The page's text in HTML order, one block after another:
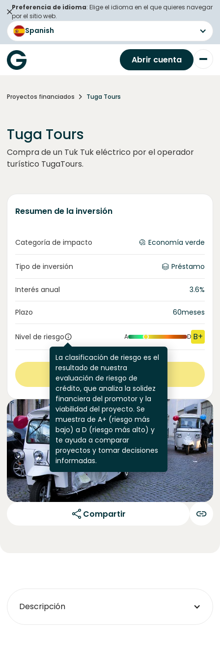
Preferencia de idioma: Elige el idioma en el que quieres navegar
por el sitio web.
Spanish
Abrir cuenta
Proyectos financiados Tuga Tours
Tuga Tours
Compra de un Tuk Tuk eléctrico por el operador
turístico TugaTours.
Resumen de la inversión
Categoría de impacto Economía verde
Tipo de inversión Préstamo
Interés anual 3.6%
Plazo 60meses
Nivel de riesgo
La clasificación de riesgo es el
resultado de nuestra
evaluación de riesgo de
crédito, que analiza la solidez
financiera del promotor y la
viabilidad del proyecto. Se
muestra de A+ (riesgo más
bajo) a D (riesgo más alto) y
te ayuda a comparar
proyectos y tomar decisiones
informadas.
A D B+
Ver más
Compartir
Descripción